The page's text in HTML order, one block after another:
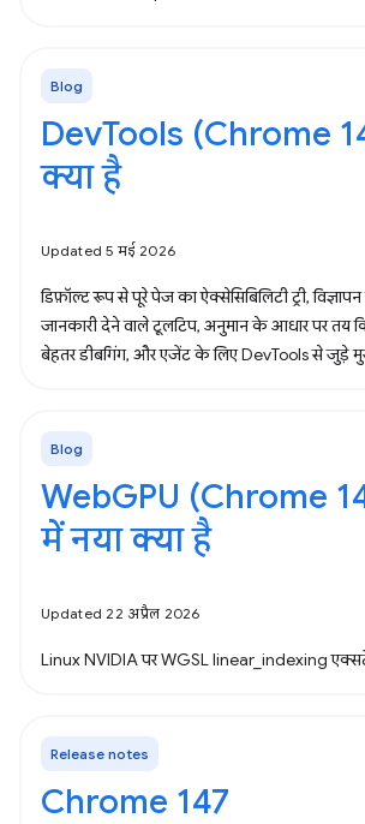
Blog
DevTools (Chrome
क्या है
Updated 5 मई 2026
डिफ़ॉल्ट रूप से पूरे पेज का ऐक्सेसिबिलिटी ट्री, विज्ञापन
जानकारी देने वाले टूलटिप, अनुमान के आधार पर तय
बेहतर डीबगिंग, और एजेंट के लिए DevTools से जुड़े
Blog
WebGPU (Chrome
में नया क्या है
Updated 22 अप्रैल 2026
Linux NVIDIA पर WGSL linear_indexing
Release notes
Chrome 147